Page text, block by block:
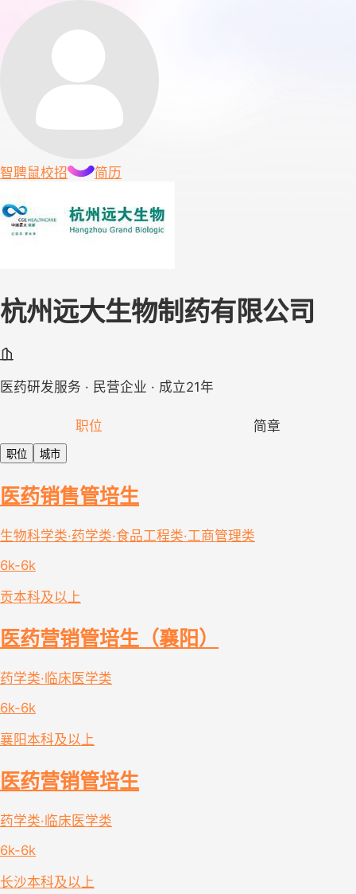
智聘鼠校招 简历
杭州远大生物制药有限公司
医药研发服务 · 民营企业 · 成立21年
职位 简章
职位 城市
医药销售管培生
生物科学类·药学类·食品工程类·工商管理类
6k-6k
贡本科及以上
医药营销管培生（襄阳）
药学类·临床医学类
6k-6k
襄阳本科及以上
医药营销管培生
药学类·临床医学类
6k-6k
长沙本科及以上